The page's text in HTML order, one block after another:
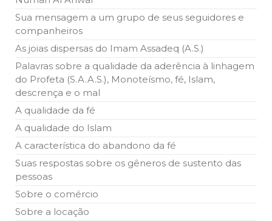
Falecimento do Imam Ali Ibn Al-Hussein
(A.S.)
data em que relembramos o martírio do quarto Imam dos
(A.S.), conhecido por “Zein Al-Ábidin” (Formosura
NOTÍCIAS
Centro Islâmico no Brasil recebe o ex-
ministro das Relações Exteriores da
Na noite da quinta-feira, 03 de Abril, o Centro Islâmico no
Brasil recebeu em sua sede, em São Paulo, o ex-ministro das
Kharrazi, que encontra-se visitando
Sua mensagem a um grupo de seus seguidores e
companheiros
As joias dispersas do Imam Assadeq (A.S.)
Palavras sobre a qualidade da aderência à linhagem
do Profeta (S.A.A.S.), Monoteísmo, fé, Islam,
descrença e o mal
A qualidade da fé
A qualidade do Islam
A característica do abandono da fé
Suas respostas sobre os gêneros de sustento das
pessoas
Sobre o comércio
Sobre a locação